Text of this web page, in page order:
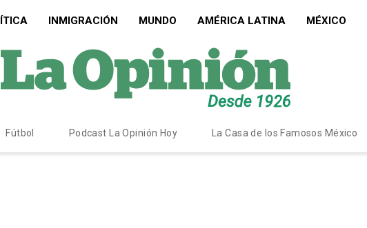
INMIGRACIÓN MUNDO AMÉRICA LATINA MÉXICO
Fútbol Podcast La Opinión Hoy La Casa de los Famosos México